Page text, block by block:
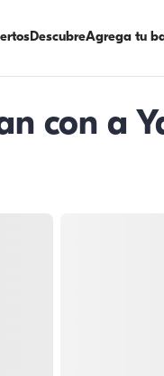
DescubreAgrega tu
con a